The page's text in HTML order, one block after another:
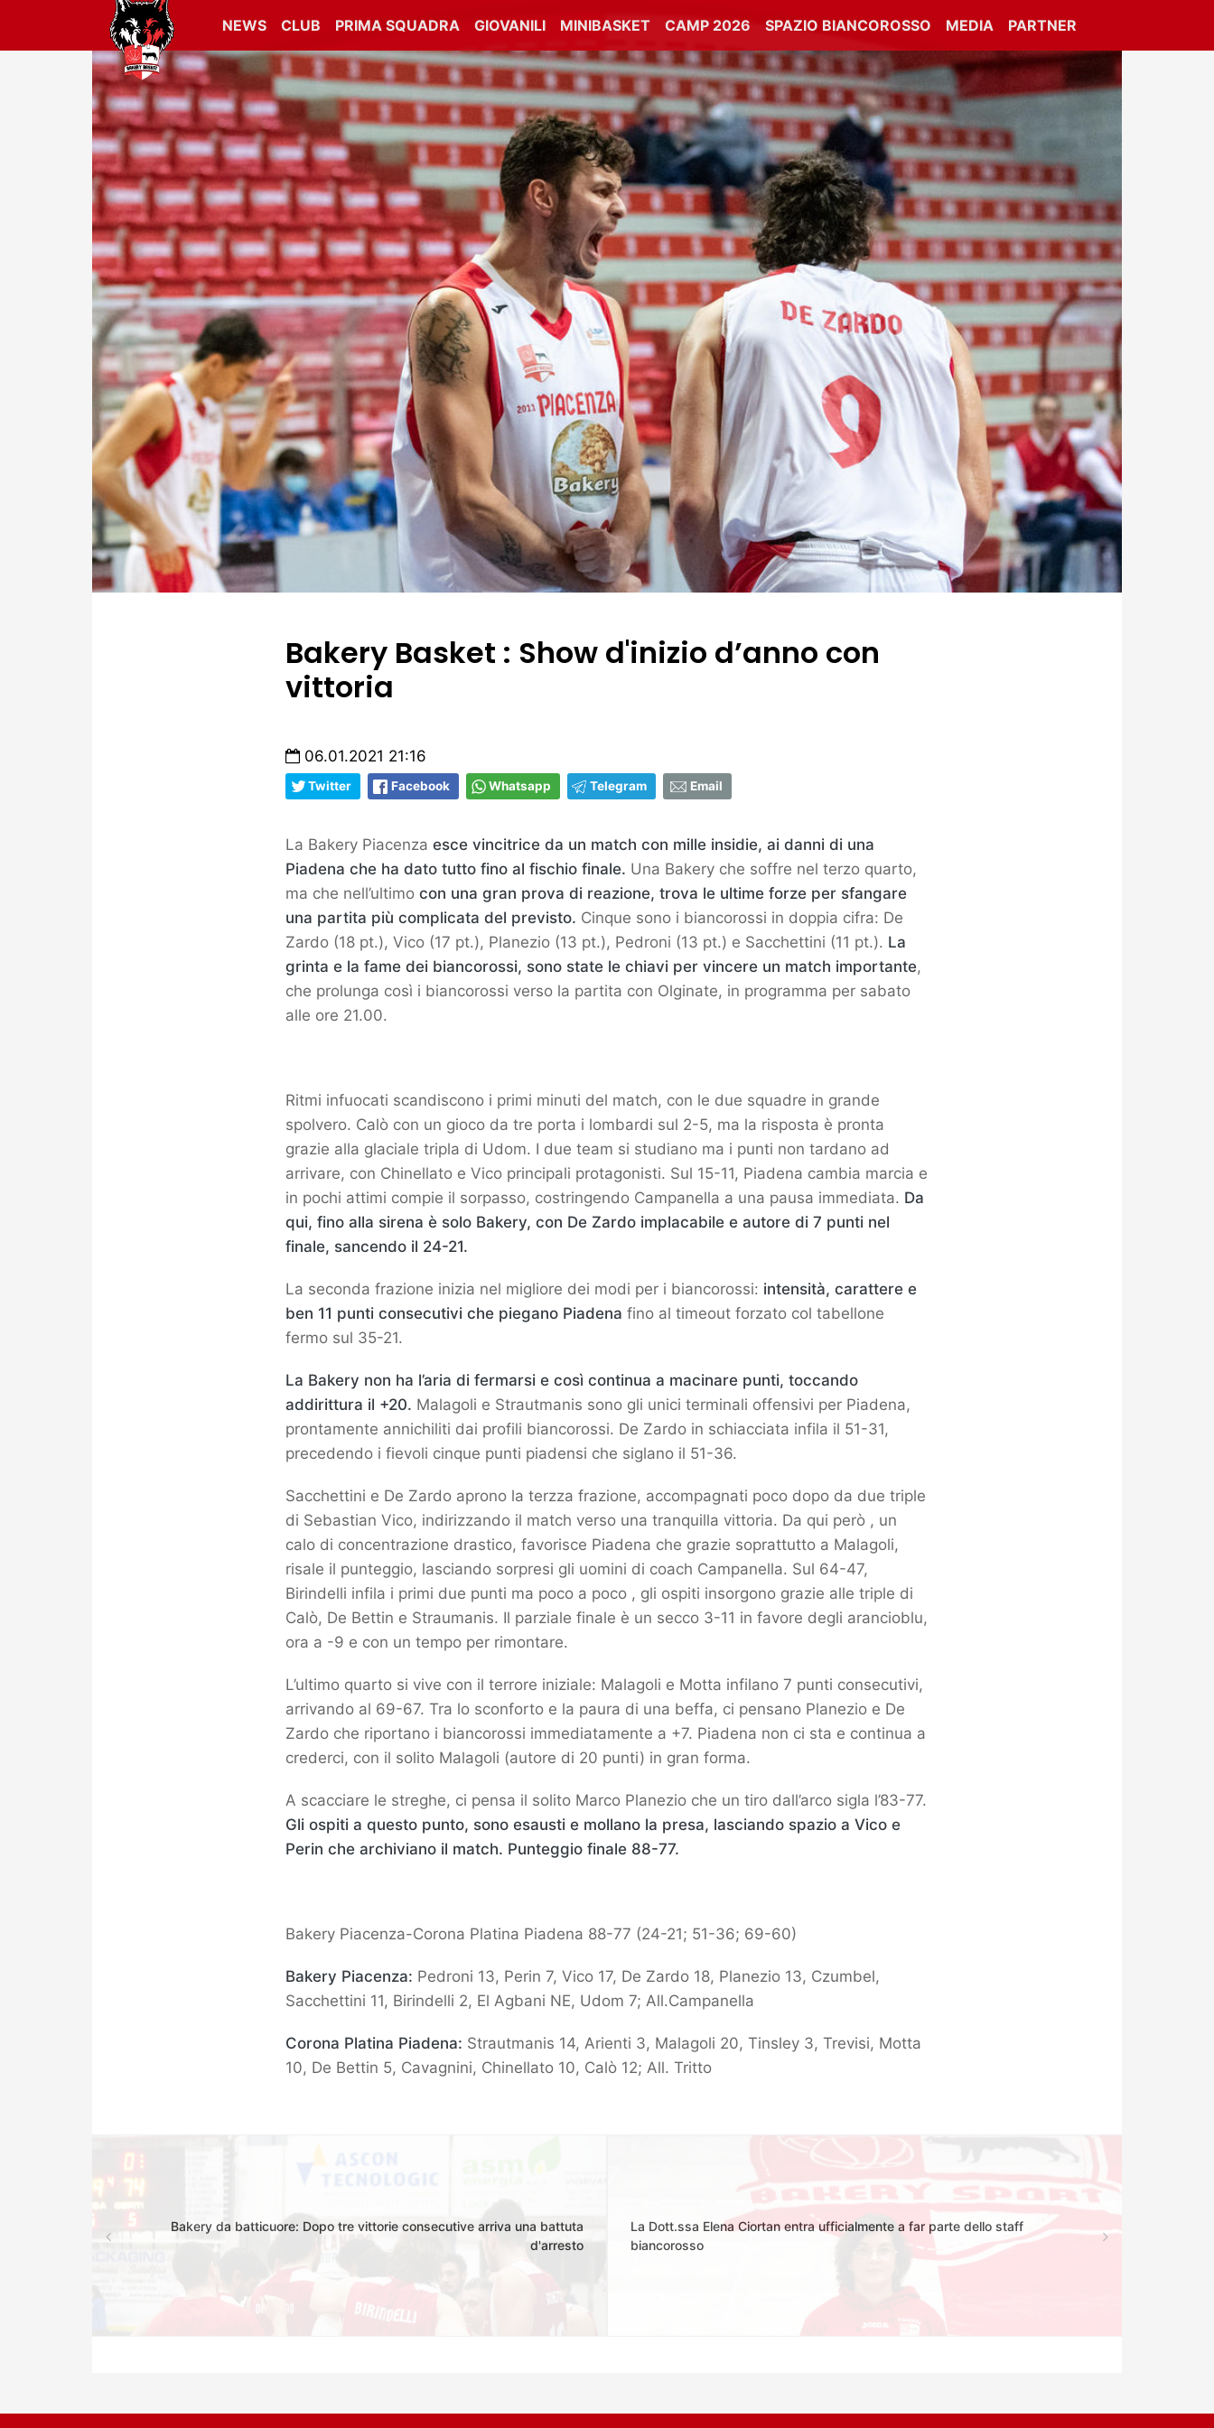
NEWS CLUB PRIMA SQUADRA GIOVANILI MINIBASKET CAMP 2026 SPAZIO BIANCOROSSO MEDIA PARTNER
Bakery Basket : Show d'inizio d’anno con
vittoria
06.01.2021 21:16
Twitter Facebook Whatsapp Telegram Email
La Bakery Piacenza esce vincitrice da un match con mille insidie, ai danni di una
Piadena che ha dato tutto fino al fischio finale. Una Bakery che soffre nel terzo quarto,
ma che nell’ultimo con una gran prova di reazione, trova le ultime forze per sfangare
una partita più complicata del previsto. Cinque sono i biancorossi in doppia cifra: De
Zardo (18 pt.), Vico (17 pt.), Planezio (13 pt.), Pedroni (13 pt.) e Sacchettini (11 pt.). La
grinta e la fame dei biancorossi, sono state le chiavi per vincere un match importante,
che prolunga così i biancorossi verso la partita con Olginate, in programma per sabato
alle ore 21.00.
Ritmi infuocati scandiscono i primi minuti del match, con le due squadre in grande
spolvero. Calò con un gioco da tre porta i lombardi sul 2-5, ma la risposta è pronta
grazie alla glaciale tripla di Udom. I due team si studiano ma i punti non tardano ad
arrivare, con Chinellato e Vico principali protagonisti. Sul 15-11, Piadena cambia marcia e
in pochi attimi compie il sorpasso, costringendo Campanella a una pausa immediata. Da
qui, fino alla sirena è solo Bakery, con De Zardo implacabile e autore di 7 punti nel
finale, sancendo il 24-21.
La seconda frazione inizia nel migliore dei modi per i biancorossi: intensità, carattere e
ben 11 punti consecutivi che piegano Piadena fino al timeout forzato col tabellone
fermo sul 35-21.
La Bakery non ha l’aria di fermarsi e così continua a macinare punti, toccando
addirittura il +20. Malagoli e Strautmanis sono gli unici terminali offensivi per Piadena,
prontamente annichiliti dai profili biancorossi. De Zardo in schiacciata infila il 51-31,
precedendo i fievoli cinque punti piadensi che siglano il 51-36.
Sacchettini e De Zardo aprono la terzza frazione, accompagnati poco dopo da due triple
di Sebastian Vico, indirizzando il match verso una tranquilla vittoria. Da qui però , un
calo di concentrazione drastico, favorisce Piadena che grazie soprattutto a Malagoli,
risale il punteggio, lasciando sorpresi gli uomini di coach Campanella. Sul 64-47,
Birindelli infila i primi due punti ma poco a poco , gli ospiti insorgono grazie alle triple di
Calò, De Bettin e Straumanis. Il parziale finale è un secco 3-11 in favore degli arancioblu,
ora a -9 e con un tempo per rimontare.
L’ultimo quarto si vive con il terrore iniziale: Malagoli e Motta infilano 7 punti consecutivi,
arrivando al 69-67. Tra lo sconforto e la paura di una beffa, ci pensano Planezio e De
Zardo che riportano i biancorossi immediatamente a +7. Piadena non ci sta e continua a
crederci, con il solito Malagoli (autore di 20 punti) in gran forma.
A scacciare le streghe, ci pensa il solito Marco Planezio che un tiro dall’arco sigla l’83-77.
Gli ospiti a questo punto, sono esausti e mollano la presa, lasciando spazio a Vico e
Perin che archiviano il match. Punteggio finale 88-77.
Bakery Piacenza-Corona Platina Piadena 88-77 (24-21; 51-36; 69-60)
Bakery Piacenza: Pedroni 13, Perin 7, Vico 17, De Zardo 18, Planezio 13, Czumbel,
Sacchettini 11, Birindelli 2, El Agbani NE, Udom 7; All.Campanella
Corona Platina Piadena: Strautmanis 14, Arienti 3, Malagoli 20, Tinsley 3, Trevisi, Motta
10, De Bettin 5, Cavagnini, Chinellato 10, Calò 12; All. Tritto
Bakery da batticuore: Dopo tre vittorie consecutive arriva una battuta
d'arresto
La Dott.ssa Elena Ciortan entra ufficialmente a far parte dello staff
biancorosso